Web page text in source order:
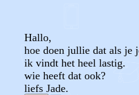
Hallo,
hoe doen jullie dat als je
ik vindt het heel lastig.
wie heeft dat ook?
liefs Jade.